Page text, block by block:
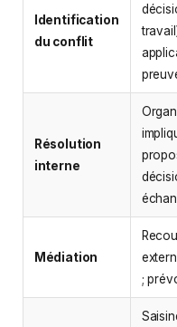
Identification
du conflit
Résolution
interne
Médiation
;